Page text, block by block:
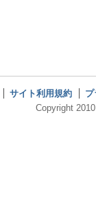
サイト利用規約
Copyright